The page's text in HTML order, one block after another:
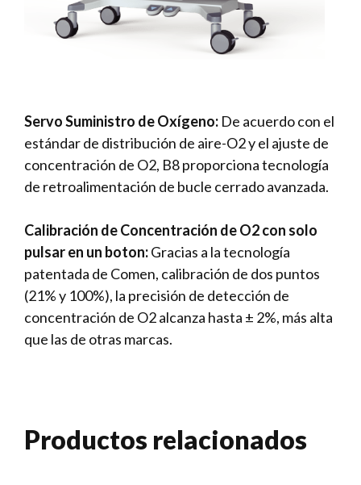
Servo Suministro de Oxígeno: De acuerdo con el
estándar de distribución de aire-O2 y el ajuste de
concentración de O2, B8 proporciona tecnología
de retroalimentación de bucle cerrado avanzada.
Calibración de Concentración de O2 con solo
pulsar en un boton:Gracias a la tecnología
patentada de Comen, calibración de dos puntos
(21% y 100%), la precisión de detección de
concentración de O2 alcanza hasta ± 2%, más alta
que las de otras marcas.
Productos relacionados